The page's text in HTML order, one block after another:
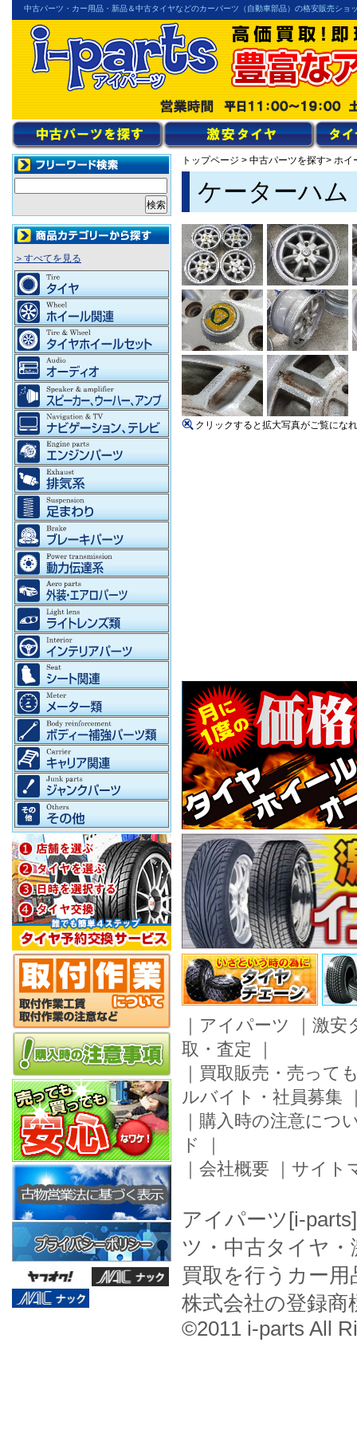
中古パーツ・カー用品・新品＆中古タイヤなどのカーパーツ（自動車部品）の格安販売ショ
トップページ > 中古パーツを探す> ホイ
ケーターハム
クリックすると拡大写真がご覧にな
｜ アイパーツ ｜ 激安
取・査定 ｜
｜ 買取販売・売って
ルバイト・社員募集
｜ 購入時の注意につ
ド
｜
｜ 会社概要 ｜ サイト
アイパーツ[i-
ツ・中古タイヤ
買取を行うカー
株式会社の登録商
©2011 i-parts All
＞すべてを見る